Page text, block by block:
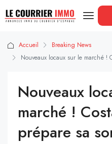
Accueil
Breaking News
Nouveaux locaux sur le marché !
Nouveaux
marché !
prépare sa